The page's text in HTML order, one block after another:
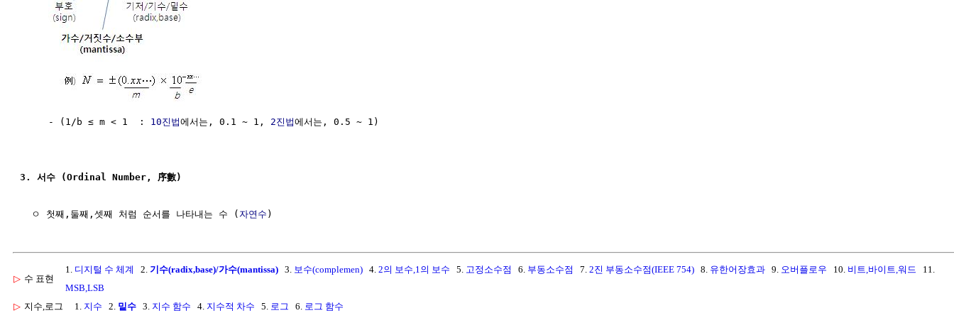
     - (1/b ≤ m < 1  :
10진법에서는, 0.1 ~ 1, 2진법에서는, 0.5 ~ 1)
3. 서수 (Ordinal Number, 序數)
  ㅇ 첫째,둘째,셋째 처럼 순서를 나타내는 수 (
자연수
▷ 수 표현
1. 디지털 수 체계 2. 기수(radix,base)/가수(mantissa) 3. 보수(complemen) 4. 2의 보수,1의 보수 5. 고정소수점 6. 부동소수점 7. 2진 부동소수점(IEEE 754) 8. 유한어장효과 9. 오버플로우 10. 비트,바이트,워드
11.
MSB,LSB
▷ 지수,로그 1. 지수 2. 밑수 3. 지수 함수 4. 지수적 차수 5. 로그 6. 로그 함수